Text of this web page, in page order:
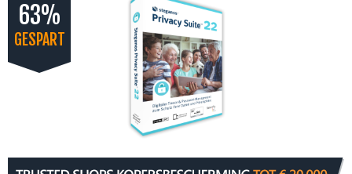
63%
GESPART